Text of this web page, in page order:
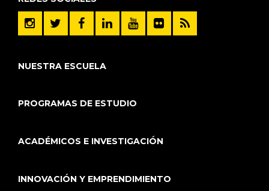
NUESTRA ESCUELA
PROGRAMAS DE ESTUDIO
ACADÉMICOS E INVESTIGACIÓN
INNOVACIÓN Y EMPRENDIMIENTO